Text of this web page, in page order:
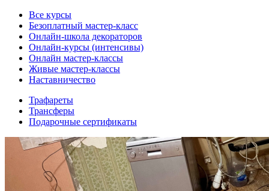
Все курсы
Безоплатный мастер-класс
Онлайн-школа декораторов
Онлайн-курсы (интенсивы)
Онлайн мастер-классы
Живые мастер-классы
Наставничество
Трафареты
Трансферы
Подарочные сертификаты